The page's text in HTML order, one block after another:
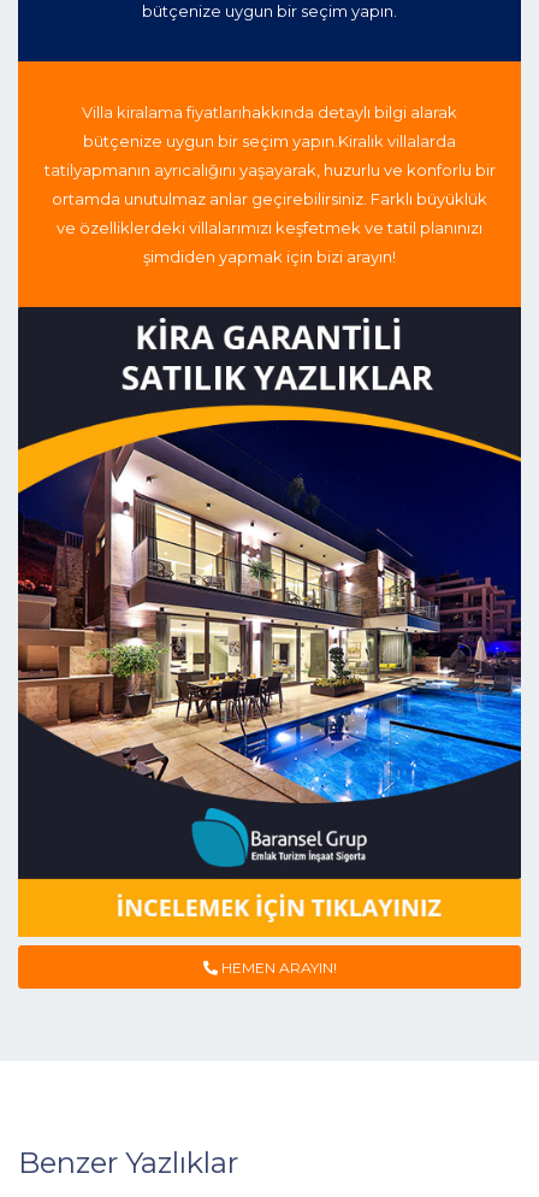
bütçenize uygun bir seçim yapın.
Villa kiralama fiyatlarıhakkında detaylı bilgi alarak
bütçenize uygun bir seçim yapın.Kiralık villalarda
tatilyapmanın ayrıcalığını yaşayarak, huzurlu ve konforlu bir
ortamda unutulmaz anlar geçirebilirsiniz. Farklı büyüklük
ve özelliklerdeki villalarımızı keşfetmek ve tatil planınızı
şimdiden yapmak için bizi arayın!
HEMEN ARAYIN!
Benzer Yazlıklar